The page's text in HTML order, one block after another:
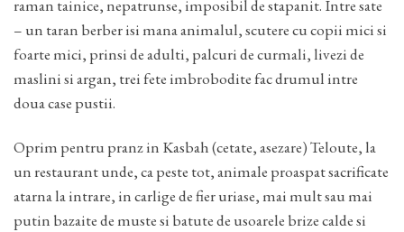
raman tainice, nepatrunse, imposibil de stapanit. Intre sate
– un taran berber isi mana animalul, scutere cu copii mici si
foarte mici, prinsi de adulti, palcuri de curmali, livezi de
maslini si argan, trei fete imbrobodite fac drumul intre
doua case pustii.
Oprim pentru pranz in Kasbah (cetate, asezare) Teloute, la
un restaurant unde, ca peste tot, animale proaspat sacrificate
atarna la intrare, in carlige de fier uriase, mai mult sau mai
putin bazaite de muste si batute de usoarele brize calde si